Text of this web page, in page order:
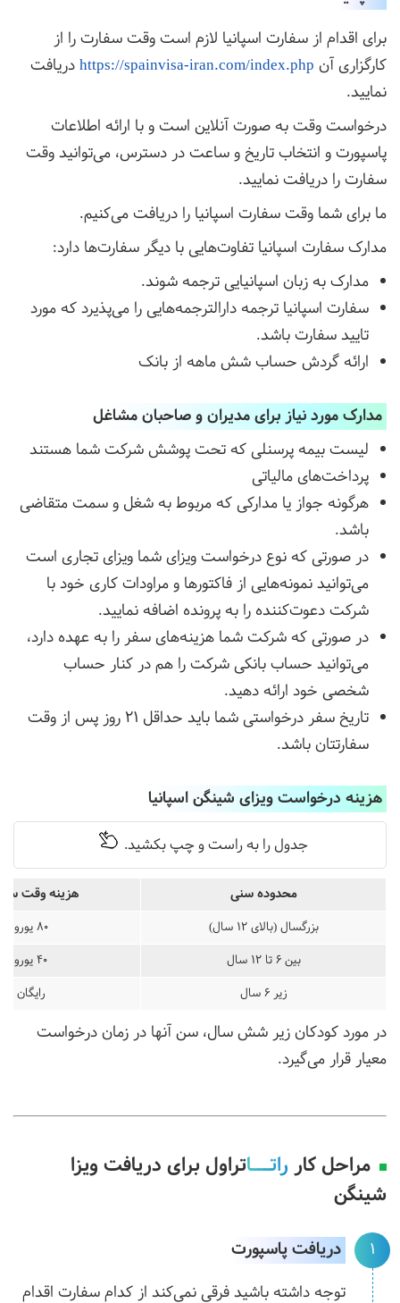
برای اقدام از سفارت اسپانیا لازم است وقت سفارت را از
کارگزاری آن https://spainvisa-iran.com/index.phpدریافت
نمایید.
درخواست وقت به صورت آنلاین است و با ارائه اطلاعات
پاسپورت و انتخاب تاریخ و ساعت در دسترس، می‌توانید وقت
سفارت را دریافت نمایید.
ما برای شما وقت سفارت اسپانیا را دریافت می‌کنیم.
مدارک سفارت اسپانیا تفاوت‌هایی با دیگر سفارت‌ها دارد:
مدارک به زبان اسپانیایی ترجمه شوند.
سفارت اسپانیا ترجمه دارالترجمه‌هایی را می‌پذیرد که مورد
تایید سفارت باشد.
ارائه گردش حساب شش ماهه از بانک
مدارک مورد نیاز برای مدیران و صاحبان مشاغل
لیست بیمه پرسنلی که تحت پوشش شرکت شما هستند
پرداخت‌های مالیاتی
هرگونه جواز یا مدارکی که مربوط به شغل و سمت متقاضی
باشد.
در صورتی که نوع درخواست ویزای شما ویزای تجاری است
می‌توانید نمونه‌هایی از فاکتورها و مراودات کاری خود با
شرکت دعوت‌کننده را به پرونده اضافه نمایید.
در صورتی که شرکت شما هزینه‌های سفر را به عهده دارد،
می‌توانید حساب بانکی شرکت را هم در کنار حساب
شخصی خود ارائه دهید.
تاریخ سفر درخواستی شما باید حداقل 21 روز پس از وقت
سفارتتان باشد.
هزینه درخواست ویزای شینگن اسپانیا
محدوده سنی هزینه وقت
بزرگسال (بالای 12 سال)
80 یورو
بین 6 تا 12 سال
40 یورو
زیر 6 سال
رایگان
در مورد کودکان زیر شش سال، سن آنها در زمان درخواست
معیار قرار می‌گیرد.
مراحل کار راتـــاتراول برای دریافت ویزا
شینگن
1 دریافت پاسپورت
توجه داشته باشید فرقی نمی‌کند از کدام سفارت اقدام